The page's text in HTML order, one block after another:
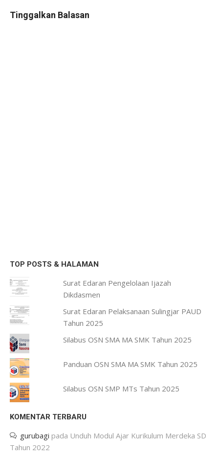
Tinggalkan Balasan
TOP POSTS & HALAMAN
Surat Edaran Pengelolaan Ijazah
Dikdasmen
Surat Edaran Pelaksanaan Sulingjar PAUD
Tahun 2025
Silabus OSN SMA MA SMK Tahun 2025
Panduan OSN SMA MA SMK Tahun 2025
Silabus OSN SMP MTs Tahun 2025
KOMENTAR TERBARU
gurubagi pada Unduh Modul Ajar Kurikulum Merdeka SD
Tahun 2022